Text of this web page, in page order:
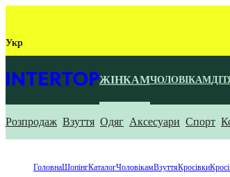
Укр
ЖІНКАМЧОЛОВІКАМ
Розпродаж Взуття Одяг Аксесуари Спорт
ГоловнаШопінгКаталогЧоловікамВзуттяКросівки